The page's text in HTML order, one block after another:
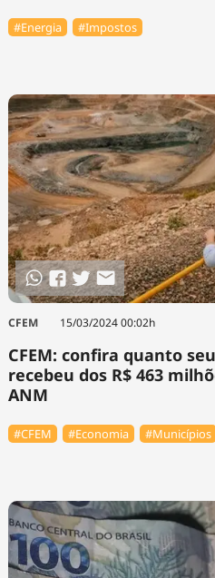
#Energia #Impostos
CFEM 15/03/2024 00:02h
CFEM: confira quanto
recebeu dos R$ 463
ANM
#CFEM #Economia #Municípios